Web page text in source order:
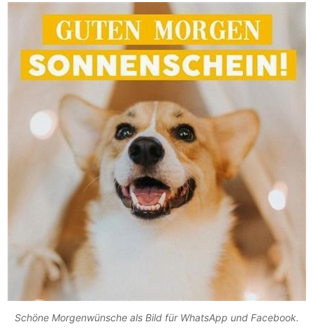
Schöne Morgenwünsche als Bild für WhatsApp und Facebook.